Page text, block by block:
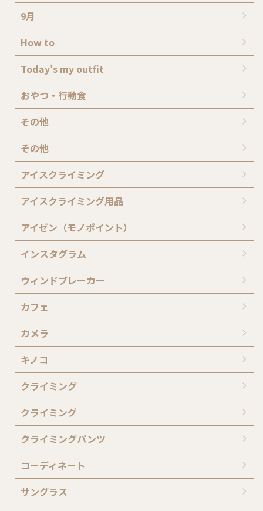
9月
How to
Today's my outfit
おやつ・行動食
その他
その他
アイスクライミング
アイスクライミング用品
アイゼン（モノポイント）
インスタグラム
ウィンドブレーカー
カフェ
カメラ
キノコ
クライミング
クライミング
クライミングパンツ
コーディネート
サングラス